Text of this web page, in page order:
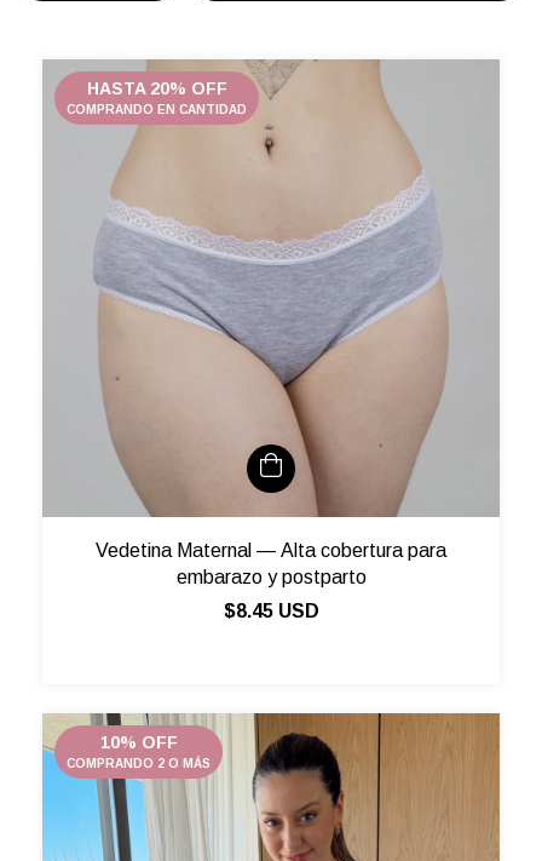
HASTA 20% OFF
COMPRANDO EN CANTIDAD
Vedetina Maternal — Alta cobertura para
embarazo y postparto
$8.45 USD
10% OFF
COMPRANDO 2 O MÁS